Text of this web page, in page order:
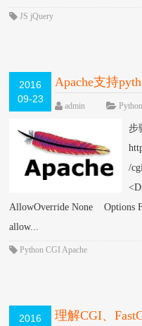
JS jQuery
2016
09-23
Apache支持
admin Python
步
/
AllowOverride None Options
allow...
Python CGI Apache
2016
理解CGI、